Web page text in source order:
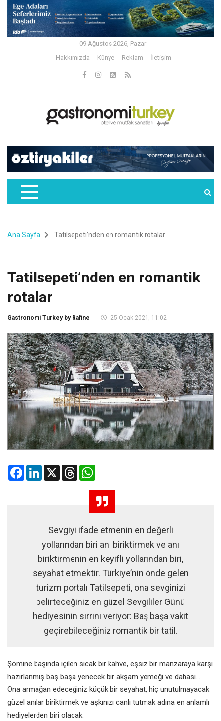
09 Ağustos 2026, Pazar
Hakkımızda
Künye Reklam İletişim
Ana Sayfa Tatilsepeti’nden en romantik rotalar
Tatilsepeti’nden en romantik
rotalar
Gastronomi Turkey by Rafine 25 Ocak 2021, 11:02
FacebookLinkedIn
X Threads
Sevgiyi ifade etmenin en değerli
yollarından biri anı biriktirmek ve anı
biriktirmenin en keyifli yollarından biri,
seyahat etmektir. Türkiye’nin önde gelen
turizm portalı Tatilsepeti, ona sevginizi
belirteceğiniz en güzel Sevgililer Günü
hediyesinin sırrını veriyor: Baş başa vakit
geçirebileceğiniz romantik bir tatil.
Şömine başında içilen sıcak bir kahve, eşsiz bir manzaraya karşı
hazırlanmış baş başa yenecek bir akşam yemeği ve dahası…
Ona armağan edeceğiniz küçük bir seyahat, hiç unutulmayacak
güzel anılar biriktirmek ve aşkınızı canlı tutmak adına en anlamlı
hediyelerden biri olacak.